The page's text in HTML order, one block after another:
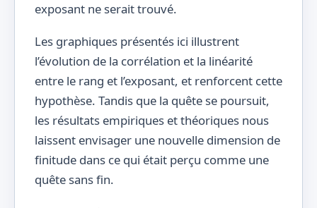
exposant ne serait trouvé.
Les graphiques présentés ici illustrent
l’évolution de la corrélation et la linéarité
entre le rang et l’exposant, et renforcent cette
hypothèse. Tandis que la quête se poursuit,
les résultats empiriques et théoriques nous
laissent envisager une nouvelle dimension de
finitude dans ce qui était perçu comme une
quête sans fin.